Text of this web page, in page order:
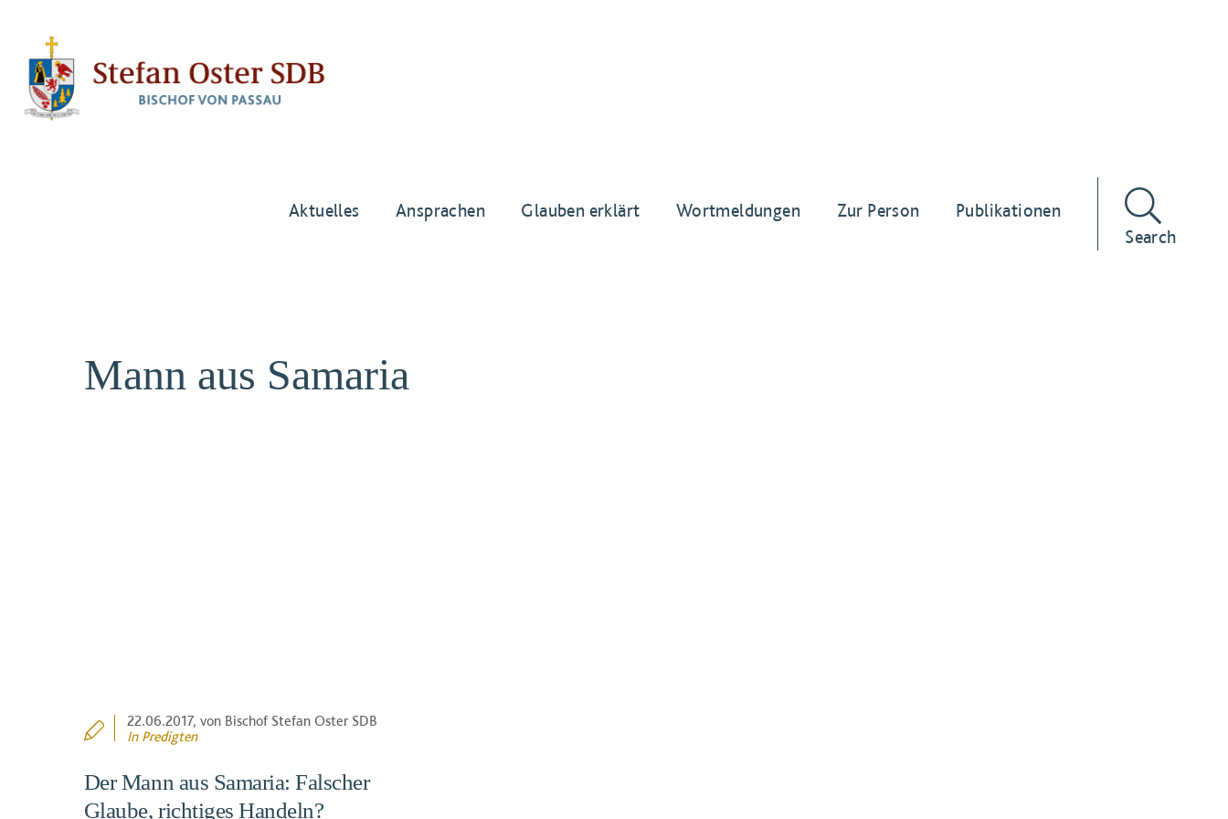
Aktuelles Ansprachen Glauben erklärt Wortmeldungen Zur Person
Publikationen
Search
Mann aus Samaria
22.06.2017, von Bischof Stefan Oster SDB
In Predigten
Der Mann aus Samaria: Falscher
Glaube, richtiges Handeln?